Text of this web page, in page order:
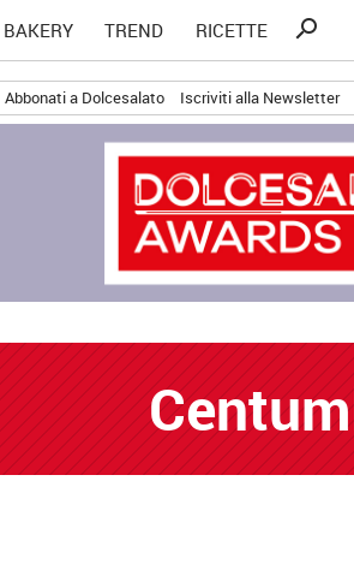
BAKERY TREND RICETTE
Ricerca
search
Abbonati a Dolcesalato Iscriviti alla Newsletter